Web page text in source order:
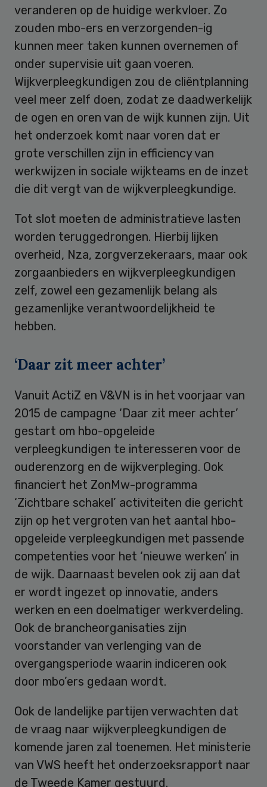
veranderen op de huidige werkvloer. Zo
zouden mbo-ers en verzorgenden-ig
kunnen meer taken kunnen overnemen of
onder supervisie uit gaan voeren.
Wijkverpleegkundigen zou de cliëntplanning
veel meer zelf doen, zodat ze daadwerkelijk
de ogen en oren van de wijk kunnen zijn. Uit
het onderzoek komt naar voren dat er
grote verschillen zijn in efficiency van
werkwijzen in sociale wijkteams en de inzet
die dit vergt van de wijkverpleegkundige.
Tot slot moeten de administratieve lasten
worden teruggedrongen. Hierbij lijken
overheid, Nza, zorgverzekeraars, maar ook
zorgaanbieders en wijkverpleegkundigen
zelf, zowel een gezamenlijk belang als
gezamenlijke verantwoordelijkheid te
hebben.
‘Daar zit meer achter’
Vanuit ActiZ en V&VN is in het voorjaar van
2015 de campagne ‘Daar zit meer achter’
gestart om hbo-opgeleide
verpleegkundigen te interesseren voor de
ouderenzorg en de wijkverpleging. Ook
financiert het ZonMw-programma
‘Zichtbare schakel’ activiteiten die gericht
zijn op het vergroten van het aantal hbo-
opgeleide verpleegkundigen met passende
competenties voor het ‘nieuwe werken’ in
de wijk. Daarnaast bevelen ook zij aan dat
er wordt ingezet op innovatie, anders
werken en een doelmatiger werkverdeling.
Ook de brancheorganisaties zijn
voorstander van verlenging van de
overgangsperiode waarin indiceren ook
door mbo’ers gedaan wordt.
Ook de landelijke partijen verwachten dat
de vraag naar wijkverpleegkundigen de
komende jaren zal toenemen. Het ministerie
van VWS heeft het onderzoeksrapport naar
de Tweede Kamer gestuurd.